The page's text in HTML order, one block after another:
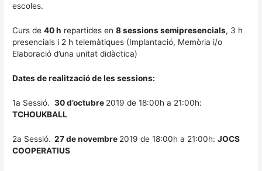
escoles.
Curs de40 h repartides en8 sessions semipresencials, 3 h
presencials i 2 h telemàtiques (Implantació, Memòria i/o
Elaboració d’una unitat didàctica)
Dates de realització de les sessions:
1a Sessió.30 d’octubre 2019 de 18:00h a 21:00h:
TCHOUKBALL
2a Sessió. 27 de novembre 2019 de 18:00h a 21:00h:JOCS
COOPERATIUS